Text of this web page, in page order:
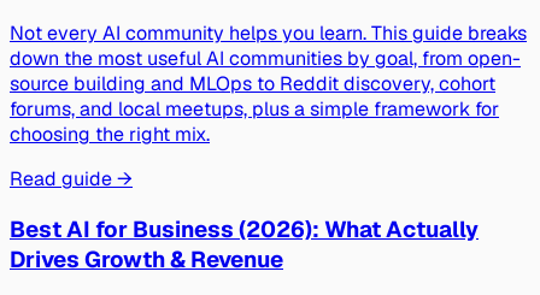
Not every AI community helps you learn. This guide breaks
down the most useful AI communities by goal, from open-
source building and MLOps to Reddit discovery, cohort
forums, and local meetups, plus a simple framework for
choosing the right mix.
Read guide →
Best AI for Business (2026): What Actually
Drives Growth & Revenue